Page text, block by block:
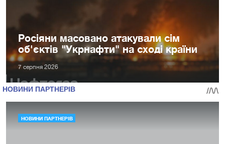
Росіяни масовано атакували сім
об'єктів "Укрнафти" на сході країни
7 серпня 2026